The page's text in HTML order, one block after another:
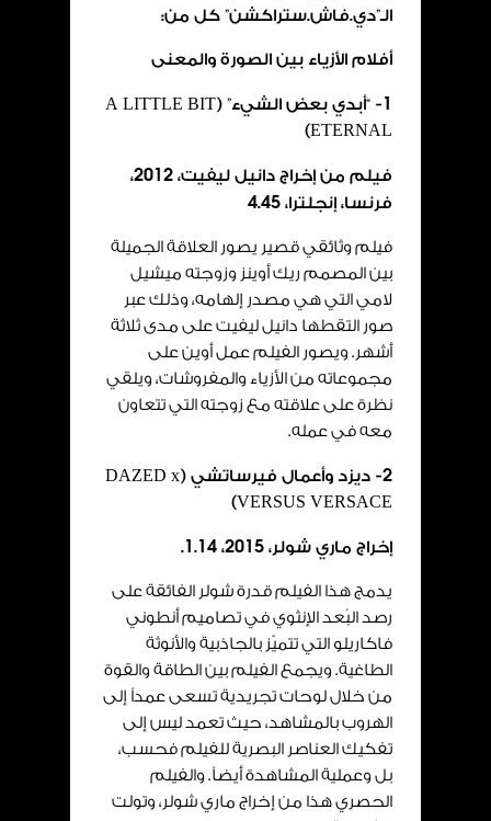
الـ”دي.فاش.ستراكشن” كل من:
أفلام الأزياء بين الصورة والمعنى
1- “أبدي بعض الشيء” (A LITTLE BIT
ETERNAL
)
فيلم من إخراج دانيل ليفيت، 2012،
فرنسا، إنجلترا،
4.45
فيلم وثائقي قصير يصور العلاقة الجميلة
بين المصمم ريك أوينز وزوجته ميشيل
لامي التي هي مصدر إلهامه، وذلك عبر
صور التقطها دانيل ليفيت على مدى ثلاثة
أشهر. ويصور الفيلم عمل أوين على
مجموعاته من الأزياء والمفروشات، ويلقي
نظرة على علاقته مع زوجته التي تتعاون
معه في عمله.
2- ديزد وأعمال فيرساتشي (
DAZED x
VERSUS VERSACE
)
إخراج ماري شولر، 2015، 1 .14
.
يدمج هذا الفيلم قدرة شولر الفائقة على
رصد البُعد الإنثوي في تصاميم أنطوني
فاكاريلو التي تتميّز بالجاذبية والأنوثة
الطاغية. ويجمع الفيلم بين الطاقة والقوة
من خلال لوحات تجريدية تسعى عمداً إلى
الهروب بالمشاهد، حيث تعمد ليس إلى
تفكيك العناصر البصرية للفيلم فحسب،
بل وعملية المشاهدة أيضاً. والفيلم
الحصري هذا من إخراج ماري شولر، وتولت